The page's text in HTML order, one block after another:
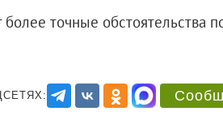
более точные